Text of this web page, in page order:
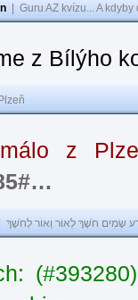
Guru AZ kvízu... A
z Bílýho
Plzeň
z
שָׂמִים חֹשֶׁךְ לְאוֹר וְאוֹר לְחֹשֶׁךְ